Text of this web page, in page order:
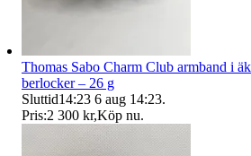
Thomas Sabo Charm Club armband i
berlocker – 26 g
Sluttid14:23 6 aug 14:23.
Pris:2 300 kr,Köp nu.